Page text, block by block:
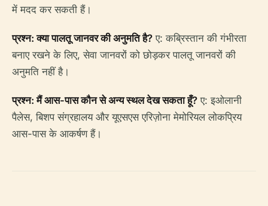
में मदद कर सकती हैं।
प्रश्न: क्या पालतू जानवर की अनुमति है? ए: कब्रिस्तान की गंभीरता
बनाए रखने के लिए, सेवा जानवरों को छोड़कर पालतू जानवरों की
अनुमति नहीं है।
प्रश्न: मैं आस-पास कौन से अन्य स्थल देख सकता हूँ? ए: इओलानी
पैलेस, बिशप संग्रहालय और यूएसएस एरिज़ोना मेमोरियल लोकप्रिय
आस-पास के आकर्षण हैं।